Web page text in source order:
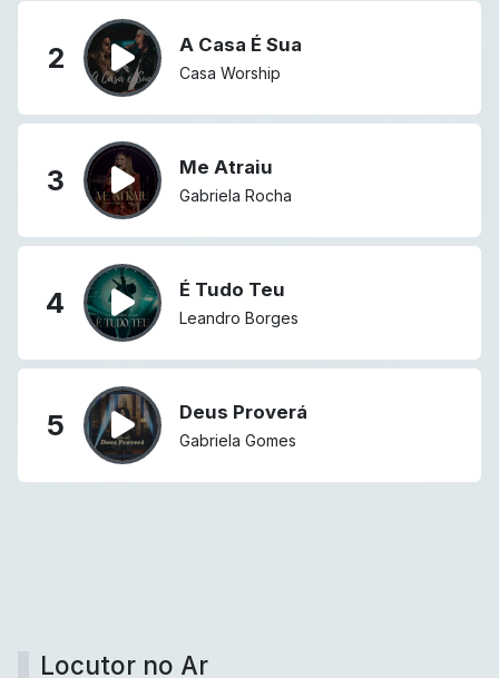
2 A Casa É Sua
Casa Worship
3 Me Atraiu
Gabriela Rocha
4 É Tudo Teu
Leandro Borges
5 Deus Proverá
Gabriela Gomes
Locutor no Ar